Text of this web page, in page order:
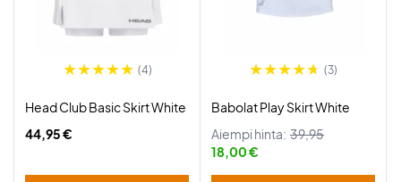
(4)
Head Club Basic Skirt White
44,95 €
(3)
Babolat Play Skirt White
Aiempi hinta: 39,95
18,00 €